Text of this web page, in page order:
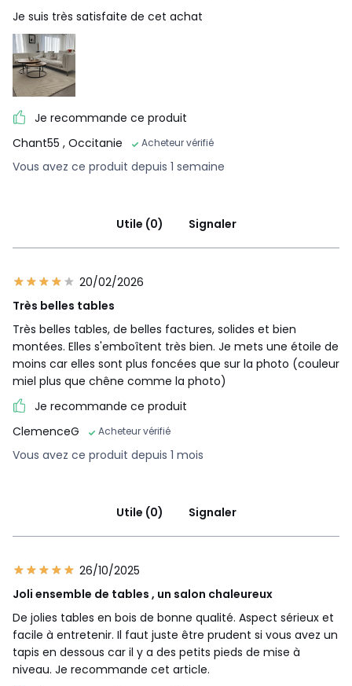
Je suis très satisfaite de cet achat
Je recommande ce produit
Chant55 , Occitanie Acheteur vérifié
Vous avez ce produit depuis 1 semaine
Utile (0) Signaler
20/02/2026
Très belles tables
Très belles tables, de belles factures, solides et bien
montées. Elles s'emboîtent très bien. Je mets une étoile de
moins car elles sont plus foncées que sur la photo (couleur
miel plus que chêne comme la photo)
Je recommande ce produit
ClemenceG
Acheteur vérifié
Vous avez ce produit depuis 1 mois
Utile (0) Signaler
26/10/2025
Joli ensemble de tables , un salon chaleureux
De jolies tables en bois de bonne qualité. Aspect sérieux et
facile à entretenir. Il faut juste être prudent si vous avez un
tapis en dessous car il y a des petits pieds de mise à
niveau. Je recommande cet article.